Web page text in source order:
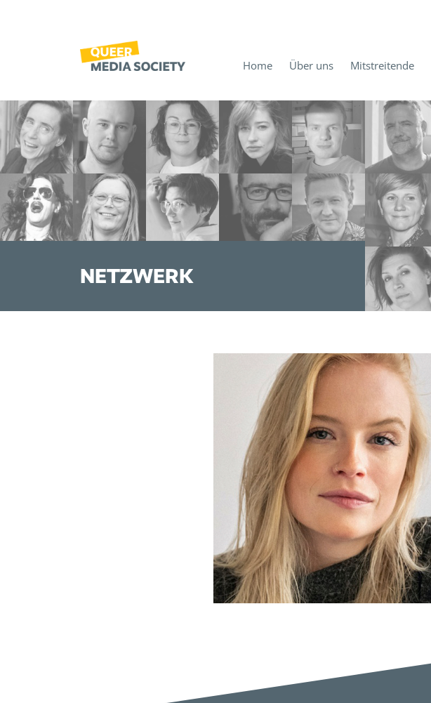
Home Über uns Mitstreitende
NETZWERK